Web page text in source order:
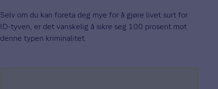
Selv om du kan foreta deg mye for å gjøre livet surt for
ID-tyven, er det vanskelig å sikre seg 100 prosent mot
denne typen kriminalitet.